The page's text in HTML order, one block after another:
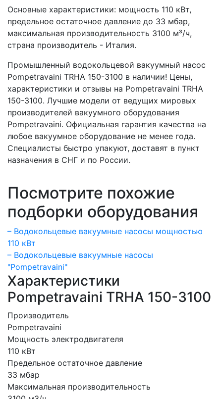
Основные характеристики: мощность 110 кВт,
предельное остаточное давление до 33 мбар,
максимальная производительность 3100 м³/ч,
страна производитель - Италия.
Промышленный водокольцевой вакуумный насос
Pompetravaini TRHA 150-3100 в наличии! Цены,
характеристики и отзывы на Pompetravaini TRHA
150-3100. Лучшие модели от ведущих мировых
производителей вакуумного оборудования
Pompetravaini. Официальная гарантия качества на
любое вакуумное оборудование не менее года.
Специалисты быстро упакуют, доставят в пункт
назначения в СНГ и по России.
Посмотрите похожие
подборки оборудования
– Водокольцевые вакуумные насосы мощностью
110 кВт
– Водокольцевые вакуумные насосы
"Pompetravaini"
Характеристики
Pompetravaini TRHA 150-3100
Производитель
Pompetravaini
Мощность электродвигателя
110 кВт
Предельное остаточное давление
33 мбар
Максимальная производительность